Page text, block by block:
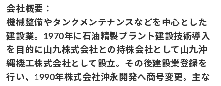
会社概要：
機械整備やタンクメンテナンスなどを中心とした
建設業。1970年に石油精製プラント建設技術導入
を目的に山九株式会社との持株会社として山九沖
縄機工株式会社として設立。その後建設業登録を
行い、1990年株式会社沖永開発へ商号変更。主な